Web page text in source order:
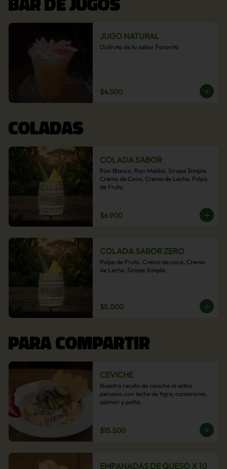
JUGO NATURAL
Disfruta de tu sabor Favorito
$4.500
COLADAS
COLADA SABOR
Ron Blanco, Ron Malibú, Sirope Simple,
Crema de Coco, Crema de Leche, Pulpa
de Fruta.
$6.900
COLADA SABOR ZERO
Pulpa de Fruta, Crema de coco, Crema
de Leche, Sirope Simple.
$5.000
PARA COMPARTIR
CEVICHE
Nuestra receta de ceviche al estilo
peruano con leche de tigre, camarones,
salmon y palta.
$15.500
EMPANADAS DE QUESO X 10